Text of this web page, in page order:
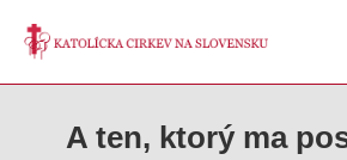
A ten, ktorý ma